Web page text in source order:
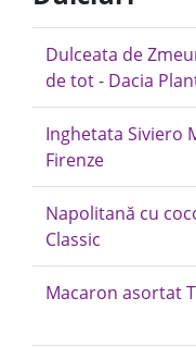
Dulceata de
de tot - Dacia
Inghetata Siviero
Firenze
Napolitană cu
Classic
Macaron asortat